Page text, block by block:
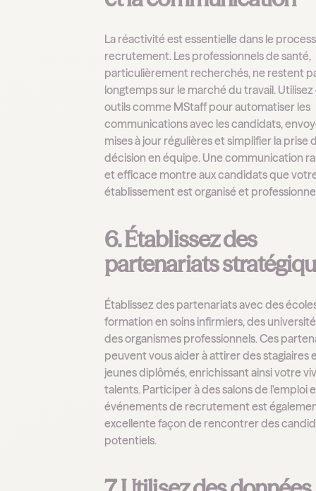
La réactivité est essentielle dans le
recrutement. Les professionnels de santé,
particulièrement recherchés, ne restent
longtemps sur le marché du travail. Utilisez
outils comme MStaff pour automatiser les
communications avec les candidats,
mises à jour régulières et simplifier la prise
décision en équipe. Une communication
et efficace montre aux candidats que
établissement est organisé et
6. Établissez des
partenariats
Établissez des partenariats avec des
formation en soins infirmiers, des
des organismes professionnels. Ces
peuvent vous aider à attirer des stagiaires
jeunes diplômés, enrichissant ainsi votre
talents. Participer à des salons de l'emploi
événements de recrutement est
excellente façon de rencontrer des
potentiels.